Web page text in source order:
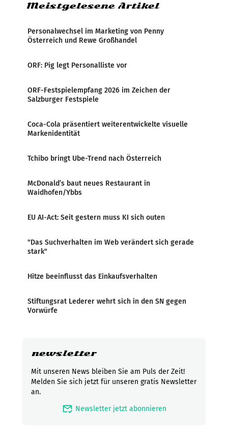
Meistgelesene Artikel
Personalwechsel im Marketing von Penny
Österreich und Rewe Großhandel
ORF: Pig legt Personalliste vor
ORF-Festspielempfang 2026 im Zeichen der
Salzburger Festspiele
Coca-Cola präsentiert weiterentwickelte visuelle
Markenidentität
Tchibo bringt Ube-Trend nach Österreich
McDonald’s baut neues Restaurant in
Waidhofen/Ybbs
EU AI-Act: Seit gestern muss KI sich outen
"Das Suchverhalten im Web verändert sich gerade
stark"
Hitze beeinflusst das Einkaufsverhalten
Stiftungsrat Lederer wehrt sich in den SN gegen
Vorwürfe
newsletter
Mit unseren News bleiben Sie am Puls der Zeit!
Melden Sie sich jetzt für unseren gratis Newsletter
an.
mark_email_read Newsletter jetzt abonnieren